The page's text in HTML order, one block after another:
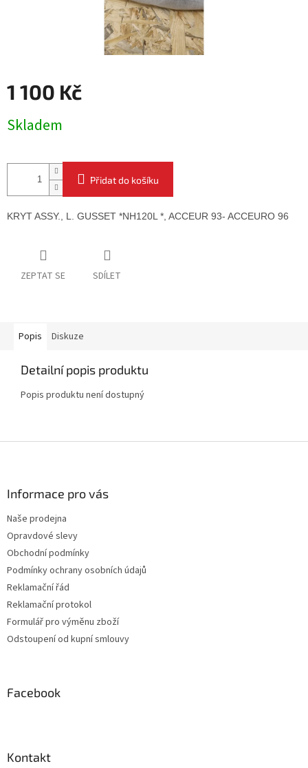
1 100 Kč
cena:
Skladem
Přidat do košíku
KRYT ASSY., L. GUSSET *NH120L *, ACCEUR 93- ACCEURO 96
ZEPTAT SE SDÍLET
Popis Diskuze
Detailní popis produktu
Popis produktu není dostupný
Informace pro vás
Naše prodejna
Opravdové slevy
Obchodní podmínky
Podmínky ochrany osobních údajů
Reklamační řád
Reklamační protokol
Formulář pro výměnu zboží
Odstoupení od kupní smlouvy
Facebook
Kontakt